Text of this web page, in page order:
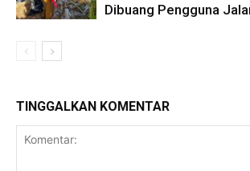
Dibuang Pengguna
TINGGALKAN KOMENTAR